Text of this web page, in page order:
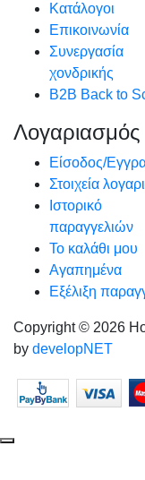
Κατάλογοι
Επικοινωνία
Συνεργασία
χονδρικής
B2B Back to
Λογαριασμός
Είσοδος/
Στοιχεία
Ιστορικό
παραγγελιών
Το καλάθι μου
Αγαπημένα
Εξέλιξη
Copyright © 2026
by developNET